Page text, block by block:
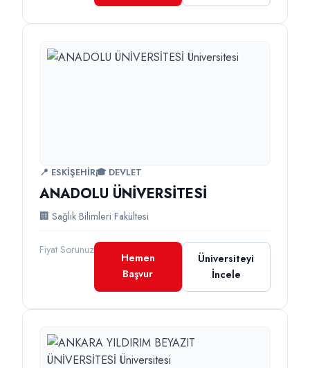
📍 ESKİŞEHİR🎓 DEVLET
ANADOLU ÜNİVERSİTESİ
🏢 Sağlık Bilimleri Fakültesi
Fiyat Sorunuz
Hemen
Başvur
Üniversiteyi
İncele